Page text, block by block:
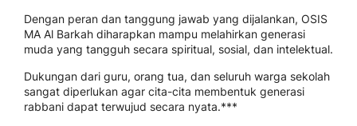
Dengan peran dan tanggung jawab yang dijalankan, OSIS
MA Al Barkah diharapkan mampu melahirkan generasi
muda yang tangguh secara spiritual, sosial, dan intelektual.
Dukungan dari guru, orang tua, dan seluruh warga sekolah
sangat diperlukan agar cita-cita membentuk generasi
rabbani dapat terwujud secara nyata.***